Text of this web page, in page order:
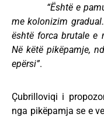
“Është e
me kolonizim
është forca brutale e
Në këtë pikëpamje,
epërsi”.
Çubrilloviqi i
nga pikëpamja se e